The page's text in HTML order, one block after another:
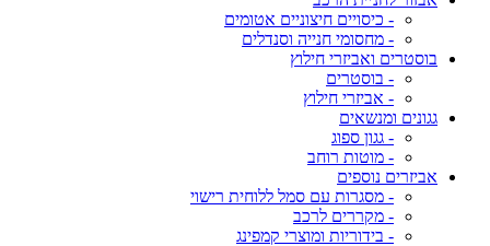
- כיסויים חיצוניים אטומים
- מחסומי חנייה וסנדלים
בוסטרים ואביזרי חילוץ
- בוסטרים
- אביזרי חילוץ
גגונים ומנשאים
- גגון ספוג
- מוטות רוחב
אביזרים נוספים
- מסגרות עם סמל ללוחית רישוי
- מקררים לרכב
- בידוריות ומוצרי קמפינג